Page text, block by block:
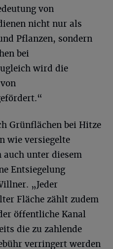
von
nicht nur als
Pflanzen, sondern
bei
wird die
Grünflächen bei Hitze
wie versiegelte
auch unter diesem
Entsiegelung
„Jeder
Fläche zählt zudem
öffentliche Kanal
die zu zahlende
verringert werden